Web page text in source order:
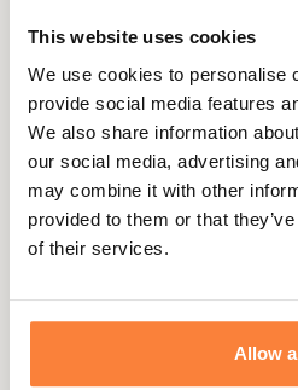
This website uses cookies
We use cookies to personalise
provide social media features
We also share information
our social media, advertising
may combine it with other
provided to them or that
of their services.
Allow
399,95 €
-50,00 €